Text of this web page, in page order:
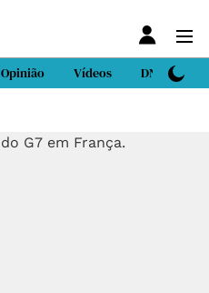
Opinião Vídeos DN Sport